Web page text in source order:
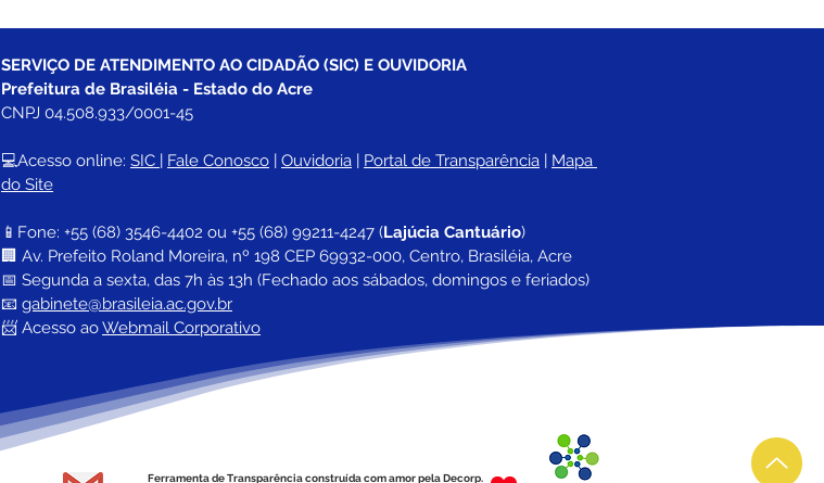
SERVIÇO DE ATENDIMENTO AO CIDADÃO (SIC) E OUVIDORIA
Prefeitura de Brasiléia - Estado do Acre
CNPJ 04.508.933/0001-45
💻Acesso online: SIC | Fale Conosco | Ouvidoria | Portal de Transparência | Mapa
do Site
📱Fone: +55 (68) 3546-4402 ou +55 (68) 99211-4247 (Lajúcia Cantuário)
🏢 Av. Prefeito Roland Moreira, nº 198 CEP 69932-000, Centro, Brasiléia, Acre
📅 Segunda a sexta, das 7h às 13h (Fechado aos sábados, domingos e feriados)
📧 gabinete@brasileia.ac.gov.br
📨 Acesso ao Webmail Corporativo
Ferramenta de Transparência construída com amor pela Decorp.